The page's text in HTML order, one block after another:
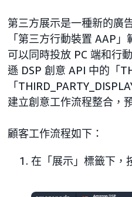
第三方展示是一種新的廣
「第三方行動裝置 AAP
可以同時投放 PC 端和行
遜 DSP 創意 API 中的「
「
建立創意工作流程整合，
顧客工作流程如下：
在「展示」標籤下，